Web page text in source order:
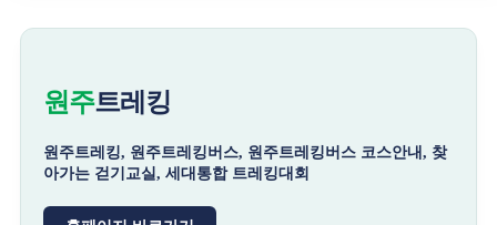
원주트레킹
원주트레킹, 원주트레킹버스, 원주트레킹버스 코스안내, 찾
아가는 걷기교실, 세대통합 트레킹대회